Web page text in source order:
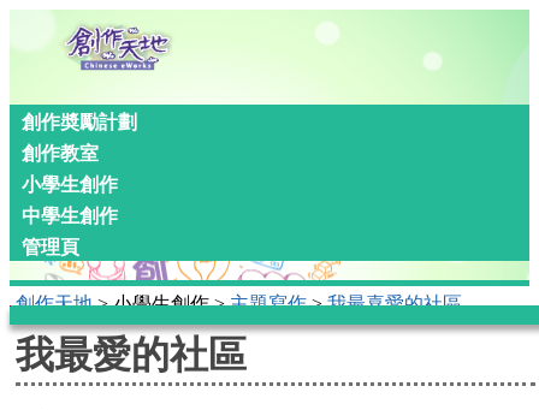
創作奬勵計劃
創作教室
小學生創作
中學生創作
管理頁
創作天地> 小學生創作 >主題寫作>我最喜愛的社區
我最愛的社區